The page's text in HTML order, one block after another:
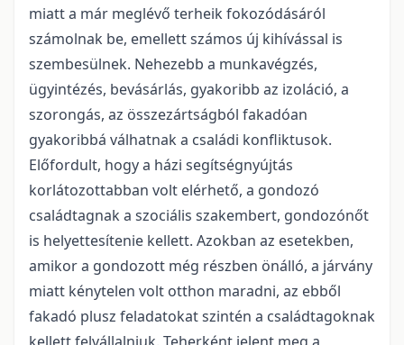
miatt a már meglévő terheik fokozódásáról
számolnak be, emellett számos új kihívással is
szembesülnek. Nehezebb a munkavégzés,
ügyintézés, bevásárlás, gyakoribb az izoláció, a
szorongás, az összezártságból fakadóan
gyakoribbá válhatnak a családi konfliktusok.
Előfordult, hogy a házi segítségnyújtás
korlátozottabban volt elérhető, a gondozó
családtagnak a szociális szakembert, gondozónőt
is helyettesítenie kellett. Azokban az esetekben,
amikor a gondozott még részben önálló, a járvány
miatt kénytelen volt otthon maradni, az ebből
fakadó plusz feladatokat szintén a családtagoknak